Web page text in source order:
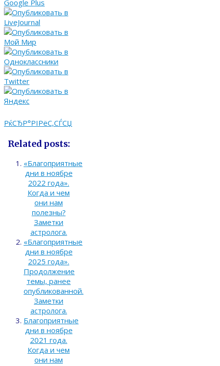
РќСЂР°РІРёС‚СЃСЏ
Related posts:
«Благоприятные
дни в ноябре
2022 года».
Когда и чем
они нам
полезны?
Заметки
астролога.
«Благоприятные
дни в ноябре
2025 года».
Продолжение
темы, ранее
опубликованной.
Заметки
астролога.
Благоприятные
дни в ноябре
2021 года.
Когда и чем
они нам